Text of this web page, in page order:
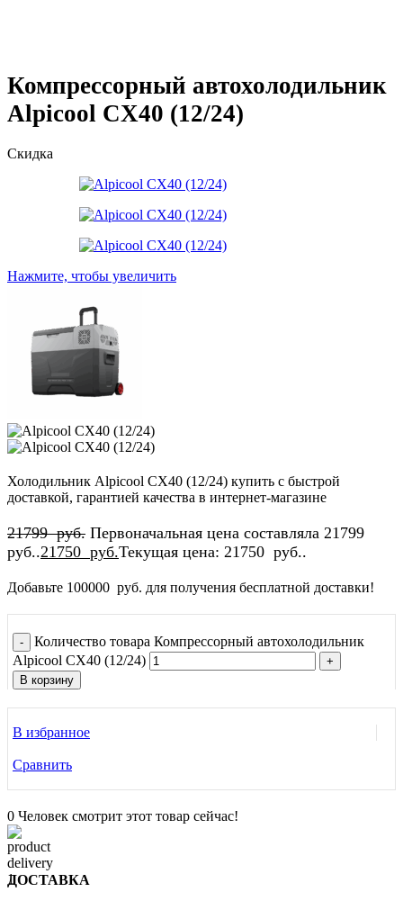
Компрессорный автохолодильник
Alpicool CX40 (12/24)
Скидка
Нажмите, чтобы увеличить
Холодильник Alpicool CX40 (12/24) купить с быстрой
доставкой, гарантией качества в интернет-магазине
21799руб. Первоначальная цена составляла 21799
руб..21750 руб.Текущая цена: 21750 руб..
Добавьте 100000 руб. для получения бесплатной доставки!
Количество товара Компрессорный автохолодильник
Alpicool CX40 (12/24)
В корзину
В избранное
Сравнить
0 Человек смотрит этот товар сейчас!
ДОСТАВКА